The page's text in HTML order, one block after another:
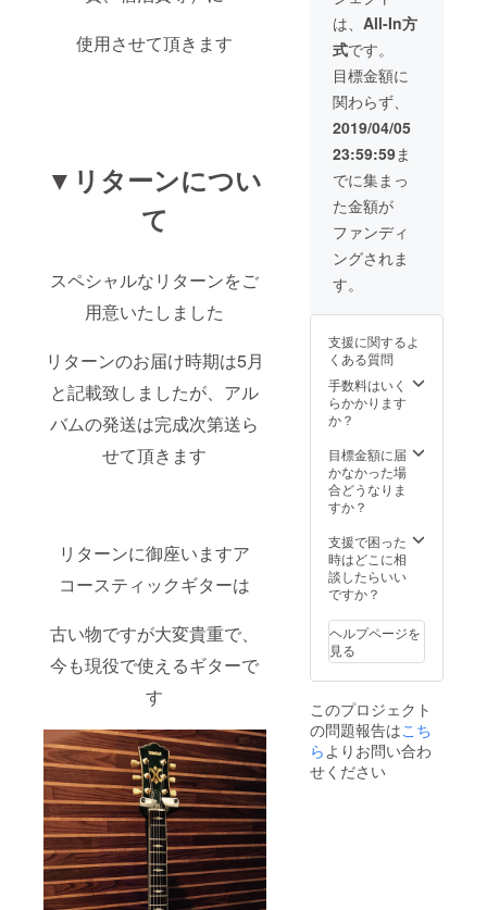
使用させて頂きます
▼リターンについ
て
スペシャルなリターンをご
用意いたしました
リターンのお届け時期は5月
と記載致しましたが、アル
バムの発送は完成次第送ら
せて頂きます
リターンに御座いますア
コースティックギターは
古い物ですが大変貴重で、
今も現役で使えるギターで
す
て製作
した、
この世
に一着
しかな
いス
テージ
衣装
は、 All-In方
式です。
目標金額に
関わらず、
2019/04/05
23:59:59ま
でに集まっ
た金額が
ファンディ
ングされま
す。
支援に関するよ
くある質問
手数料はいく
らかかります
か？
目標金額に届
かなかった場
合どうなりま
すか？
支援で困った
時はどこに相
談したらいい
ですか？
ヘルプページを
見る
このプロジェクト
の問題報告はこち
ら よりお問い合わ
せください